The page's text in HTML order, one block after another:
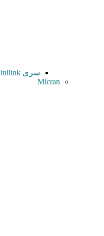
سری Minilink
Micran